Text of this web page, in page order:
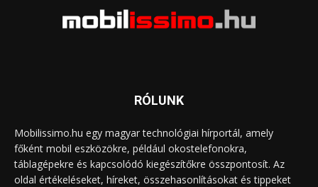
RÓLUNK
Mobilissimo.hu egy magyar technológiai hírportál, amely
főként mobil eszközökre, például okostelefonokra,
táblagépekre és kapcsolódó kiegészítőkre összpontosít. Az
oldal értékeléseket, híreket, összehasonlításokat és tippeket